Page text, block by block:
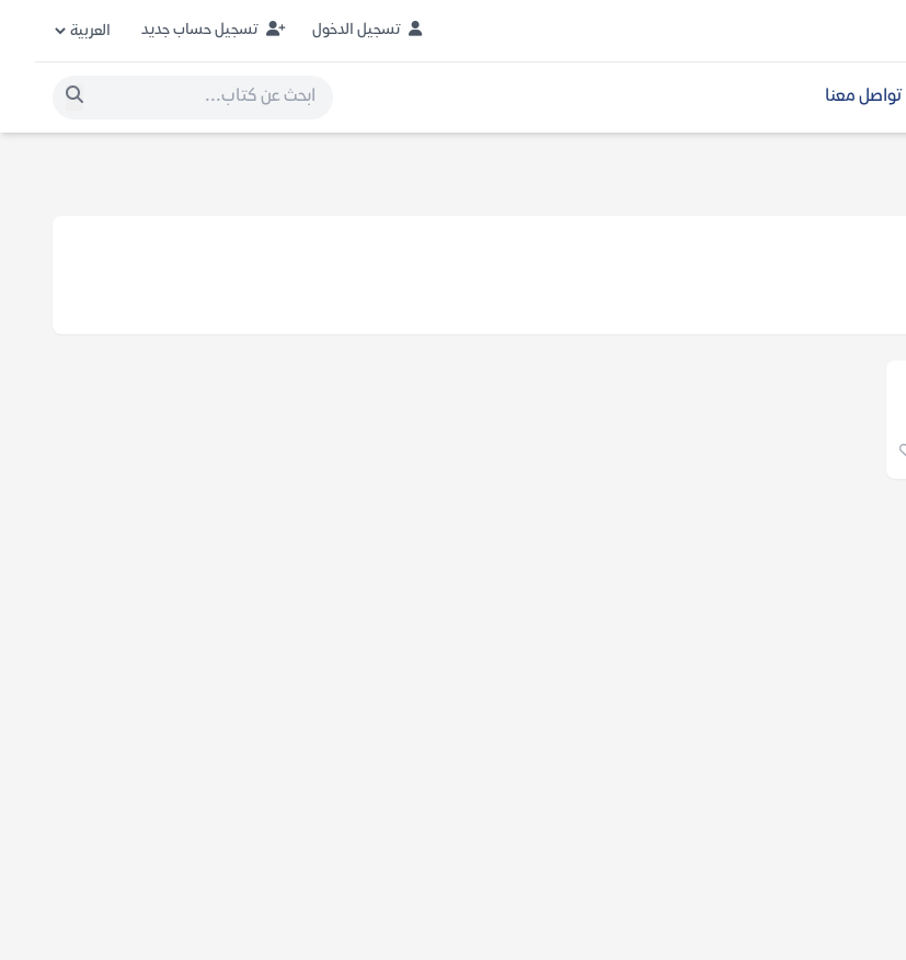
تسجيل الدخول تسجيل حساب جديد
تواصل معنا